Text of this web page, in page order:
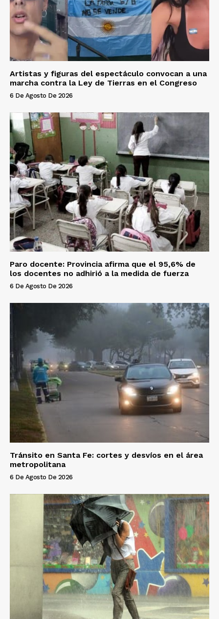
Artistas y figuras del espectáculo convocan a una
marcha contra la Ley de Tierras en el Congreso
6 De Agosto De 2026
Paro docente: Provincia afirma que el 95,6% de
los docentes no adhirió a la medida de fuerza
6 De Agosto De 2026
Tránsito en Santa Fe: cortes y desvíos en el área
metropolitana
6 De Agosto De 2026